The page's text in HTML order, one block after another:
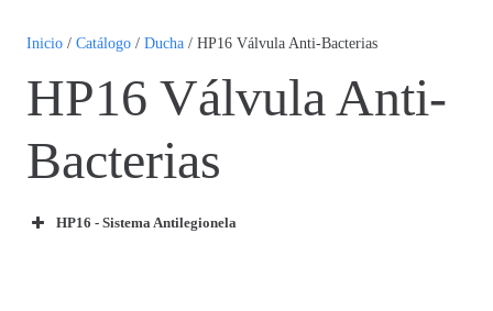
Inicio / Catálogo / Ducha / HP16 Válvula Anti-Bacterias
HP16 Válvula Anti-
Bacterias
HP16 - Sistema Antilegionela